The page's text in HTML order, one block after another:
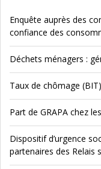
Enquête auprès des
confiance des
Déchets ménagers :
Taux de chômage (BIT)
Part de GRAPA chez
Dispositif d’urgence
partenaires des Relais